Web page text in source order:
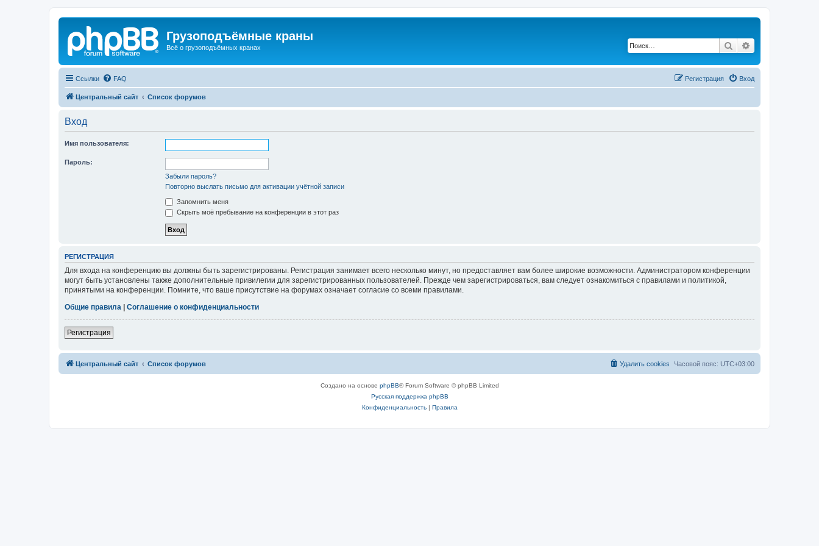
Грузоподъёмные краны
Всё о грузоподъёмных кранах Поиск
Ссылки FAQ Вход
Регистрация
Центральный сайт Список форумов
Вход
Имя пользователя:
Пароль:
Забыли пароль?
Повторно выслать письмо для активации учётной записи
Запомнить меня
Скрыть моё пребывание на конференции в этот раз
РЕГИСТРАЦИЯ
Для входа на конференцию вы должны быть зарегистрированы. Регистрация занимает всего несколько минут, но предоставляет вам более широкие возможности. Администратором конференции
могут быть установлены также дополнительные привилегии для зарегистрированных пользователей. Прежде чем зарегистрироваться, вам следует ознакомиться с правилами и политикой,
принятыми на конференции. Помните, что ваше присутствие на форумах означает согласие со всеми правилами.
Общие правила
Соглашение о конфиденциальности
Регистрация
Центральный сайт Список форумов Часовой пояс: UTC+03:00
Удалить cookies
Создано на основе phpBB® Forum Software © phpBB Limited
Русская поддержка phpBB
Конфиденциальность| Правила